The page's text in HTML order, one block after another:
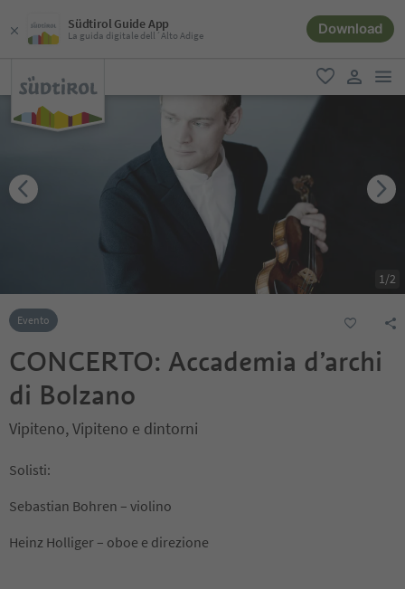
Südtirol Guide App
La guida digitale dell´Alto Adige Download
favoriti
user link
1/2
Evento
CONCERTO: Accademia d’archi
di Bolzano
Vipiteno, Vipiteno e dintorni
Solisti:
Sebastian Bohren – violino
Heinz Holliger – oboe e direzione